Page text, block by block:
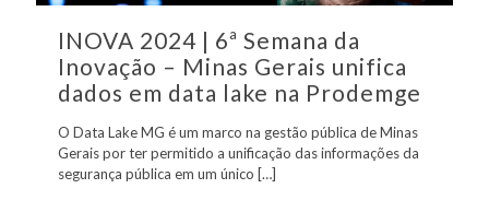
INOVA 2024 | 6ª Semana da
Inovação – Minas Gerais unifica
dados em data lake na Prodemge
O Data Lake MG é um marco na gestão pública de Minas
Gerais por ter permitido a unificação das informações da
segurança pública em um único […]